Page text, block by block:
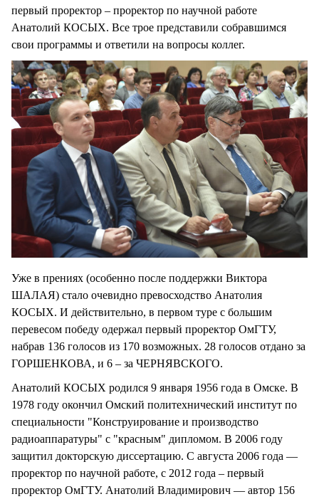
первый проректор – проректор по научной работе
Анатолий КОСЫХ. Все трое представили собравшимся
свои программы и ответили на вопросы коллег.
Уже в прениях (особенно после поддержки Виктора
ШАЛАЯ) стало очевидно превосходство Анатолия
КОСЫХ. И действительно, в первом туре с большим
перевесом победу одержал первый проректор ОмГТУ,
набрав 136 голосов из 170 возможных. 28 голосов отдано за
ГОРШЕНКОВА, и 6 – за ЧЕРНЯВСКОГО.
Анатолий КОСЫХ родился 9 января 1956 года в Омске. В
1978 году окончил Омский политехнический институт по
специальности "Конструирование и производство
радиоаппаратуры" с "красным" дипломом. В 2006 году
защитил докторскую диссертацию. С августа 2006 года —
проректор по научной работе, с 2012 года – первый
проректор ОмГТУ. Анатолий Владимирович — автор 156